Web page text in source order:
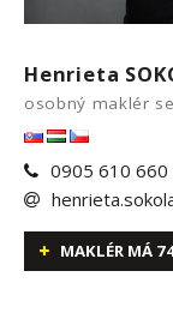
Henrieta
osobný maklér
0905 610 660
MAKLÉR MÁ